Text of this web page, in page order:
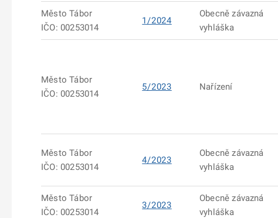
Město Tábor
IČO: 00253014
1/2024
Obecně závazná
vyhláška
Město Tábor
IČO: 00253014
5/2023 Nařízení
Město Tábor
IČO: 00253014
4/2023
Obecně závazná
vyhláška
Město Tábor
IČO: 00253014
3/2023
Obecně závazná
vyhláška